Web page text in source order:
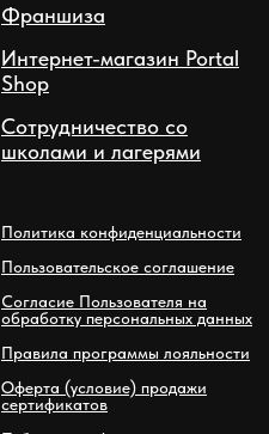
Франшиза
Интернет-магазин Portal
Shop
Сотрудничество со
школами и лагерями
Политика конфиденциальности
Пользовательское соглашение
Согласие Пользователя на
обработку персональных данных
Правила программы лояльности
Оферта (условие) продажи
сертификатов